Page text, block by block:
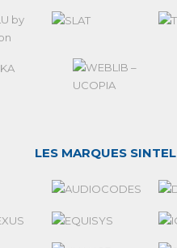
LES MARQUES SINTEL